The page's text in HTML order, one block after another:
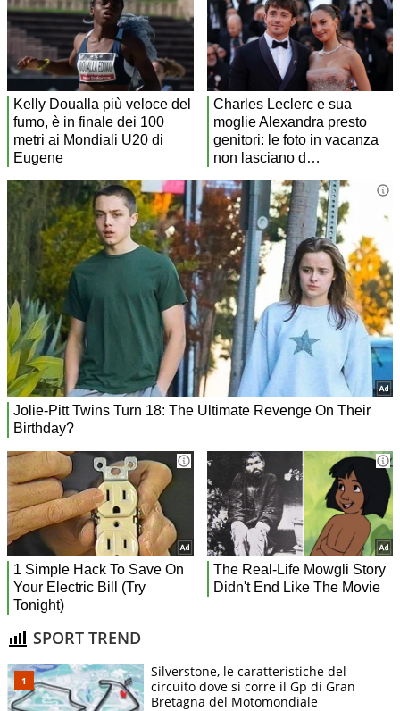
SPORT TREND
Silverstone, le caratteristiche del
circuito dove si corre il Gp di Gran
Bretagna del Motomondiale